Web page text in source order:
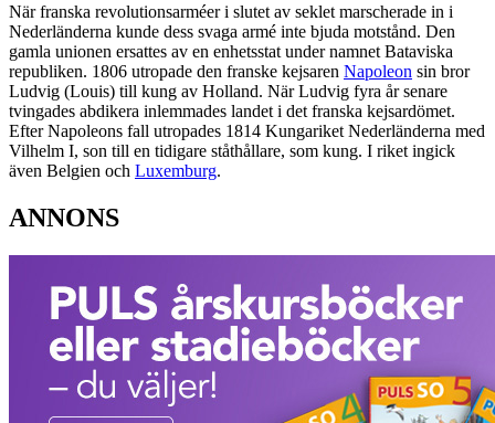
När franska revolutionsarméer i slutet av seklet marscherade in i
Nederländerna kunde dess svaga armé inte bjuda motstånd. Den
gamla unionen ersattes av en enhetsstat under namnet Bataviska
republiken. 1806 utropade den franske kejsaren Napoleon sin bror
Ludvig (Louis) till kung av Holland. När Ludvig fyra år senare
tvingades abdikera inlemmades landet i det franska kejsardömet.
Efter Napoleons fall utropades 1814 Kungariket Nederländerna med
Vilhelm I, son till en tidigare ståthållare, som kung. I riket ingick
även Belgien och Luxemburg.
ANNONS